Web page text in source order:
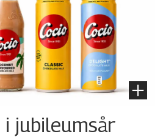
jubileumsår